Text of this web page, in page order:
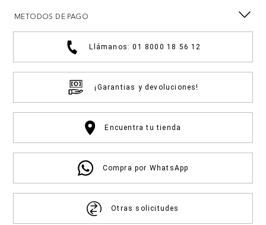
METODOS DE PAGO
Llámanos: 01 8000 18 56 12
¡Garantias y devoluciones!
Encuentra tu tienda
Compra por WhatsApp
Otras solicitudes